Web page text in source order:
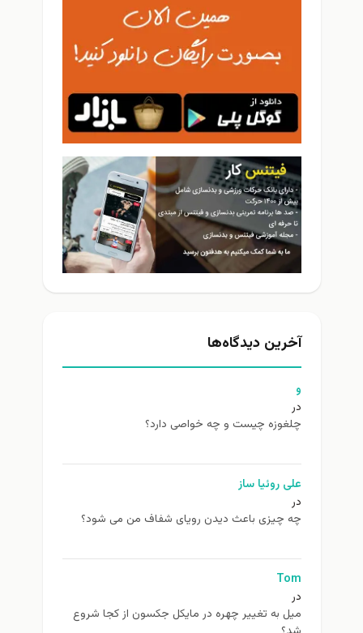
آخرین دیدگاه‌ها
و
در
چلغوزه چیست و چه خواصی دارد؟
علی روئیا ساز
در
چه چیزی باعث دیدن رویای شفاف من می شود؟
Tom
در
ميل به تغيير چهره در مایکل جکسون از كجا شروع